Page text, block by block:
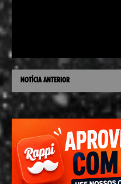
NOTÍCIA ANTERIOR